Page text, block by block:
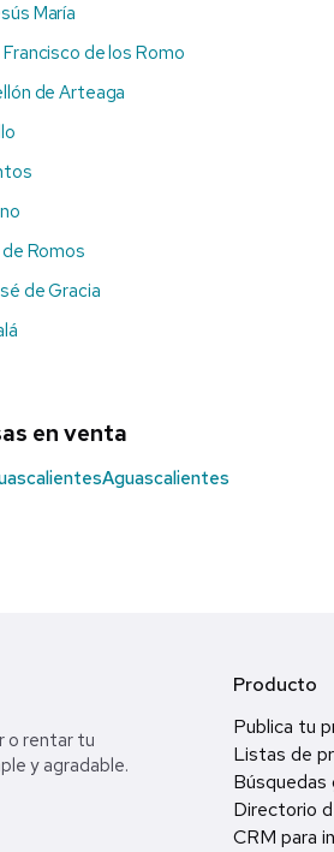
María
de los Romo
de Arteaga
Romos
de Gracia
en venta
Aguascalientes
o rentar tu
y agradable.
Producto
Publica tu
Listas de
Búsquedas
Directorio
CRM para